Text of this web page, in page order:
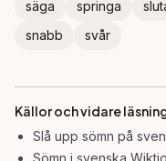
säga springa
snabb
svår
Källor och vidare
Slå upp sömn på
Sömn i svenska